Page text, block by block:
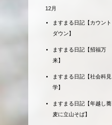
12月
ますまる日記【カウント
ダウン】
ますまる日記【招福万
来】
ますまる日記【社会科見
学】
ますまる日記【年越し蕎
麦に立山そば】